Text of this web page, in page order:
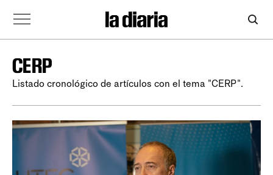
CERP
Listado cronológico de artículos con el tema "CERP".